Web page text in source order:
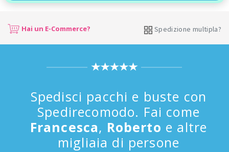
Hai un E-Commerce? Spedizione multipla?
Spedisci pacchi e buste con
Spedirecomodo. Fai come
Francesca, Roberto e altre
migliaia di persone